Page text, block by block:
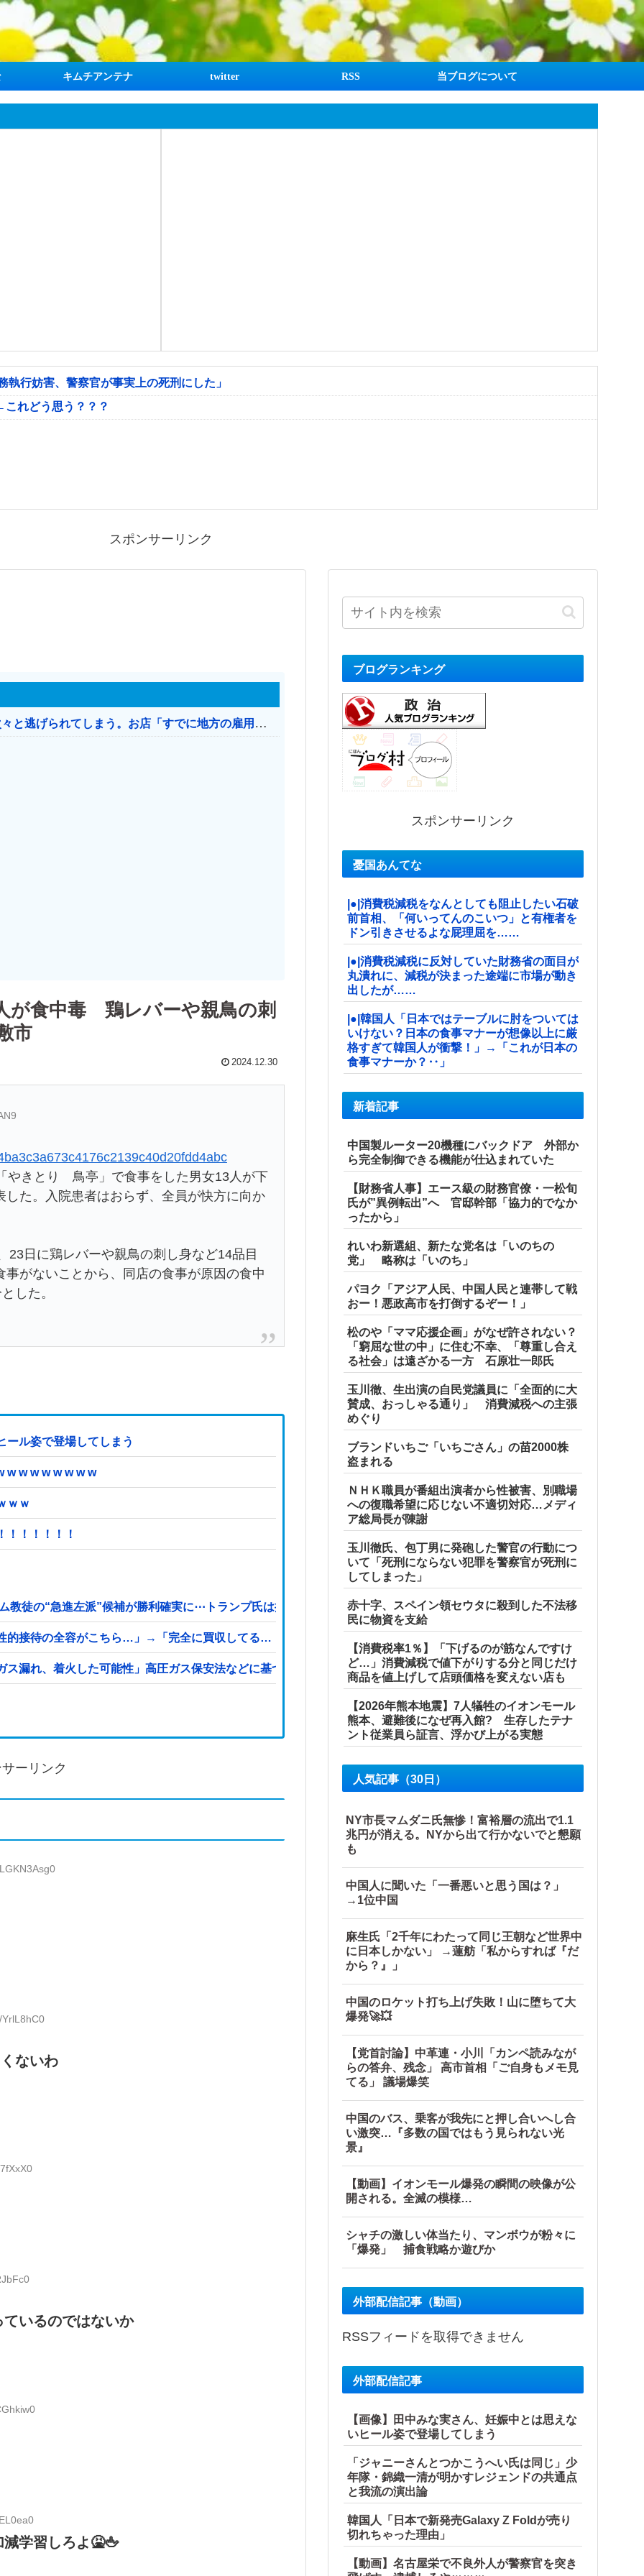
キムチアンテナ twitter RSS 当ブログについて
行妨害、警察官が事実上の死刑にした」
れどう思う？？？
スポンサーリンク
日本のお店、時給1500円でもミャンマー人に次々と逃げられてしまう。お店「すでに地方の雇用は崩壊」
が食中毒 鶏レバーや親鳥の刺
市
2024.12.30
きとり 鳥亭」で食事をした男女13人が下
た。入院患者はおらず、全員が快方に向か
日に鶏レバーや親鳥の刺し身など14品目
がないことから、同店の食事が原因の食中
した。
ール姿で登場してしまう
w w w w w w w w
ｗｗ
！！！！！！
教徒の“急進左派”候補が勝利確実に⋯トランプ氏は批判
的接待の全容がこちら…」→「完全に買収してる…（ブルブル」＝韓国の反応
漏れ、着火した可能性」高圧ガス保安法などに基づき、経産省に報告他
ーリンク
ないわ
いるのではないか
学習しろよ🤮🖕
ブログランキング
スポンサーリンク
憂国あんてな
|●|消費税減税をなんとしても阻止したい石破
前首相、「何いってんのこいつ」と有権者を
ドン引きさせるよな屁理屈を……
|●|消費税減税に反対していた財務省の面目が
丸潰れに、減税が決まった途端に市場が動き
出したが……
|●|韓国人「日本ではテーブルに肘をついては
いけない？日本の食事マナーが想像以上に厳
格すぎて韓国人が衝撃！」→「これが日本の
食事マナーか？‥」
新着記事
中国製ルーター20機種にバックドア 外部か
ら完全制御できる機能が仕込まれていた
【財務省人事】エース級の財務官僚・一松旬
氏が”異例転出”へ 官邸幹部「協力的でなか
ったから」
れいわ新選組、新たな党名は「いのちの
党」 略称は「いのち」
パヨク「アジア人民、中国人民と連帯して戦
おー！悪政高市を打倒するぞー！」
松のや「ママ応援企画」がなぜ許されない？
「窮屈な世の中」に住む不幸、「尊重し合え
る社会」は遠ざかる一方 石原壮一郎氏
玉川徹、生出演の自民党議員に「全面的に大
賛成、おっしゃる通り」 消費減税への主張
めぐり
ブランドいちご「いちごさん」の苗2000株
盗まれる
ＮＨＫ職員が番組出演者から性被害、別職場
への復職希望に応じない不適切対応…メディ
ア総局長が陳謝
玉川徹氏、包丁男に発砲した警官の行動につ
いて「死刑にならない犯罪を警察官が死刑に
してしまった」
赤十字、スペイン領セウタに殺到した不法移
民に物資を支給
【消費税率1％】「下げるのが筋なんですけ
ど…」消費減税で値下がりする分と同じだけ
商品を値上げして店頭価格を変えない店も
【2026年熊本地震】7人犠牲のイオンモール
熊本、避難後になぜ再入館? 生存したテナ
ント従業員ら証言、浮かび上がる実態
人気記事（30日）
NY市長マムダニ氏無惨！富裕層の流出で1.1
兆円が消える。NYから出て行かないでと懇願
も
中国人に聞いた「一番悪いと思う国は？」
→1位中国
麻生氏「2千年にわたって同じ王朝など世界中
に日本しかない」 →蓮舫「私からすれば『だ
から？』」
中国のロケット打ち上げ失敗！山に堕ちて大
爆発🚀💥
【党首討論】中革連・小川「カンペ読みなが
らの答弁、残念」 高市首相「ご自身もメモ見
てる」 議場爆笑
中国のバス、乗客が我先にと押し合いへし合
い激突…『多数の国ではもう見られない光
景』
【動画】イオンモール爆発の瞬間の映像が公
開される。全滅の模様…
シャチの激しい体当たり、マンボウが粉々に
「爆発」 捕食戦略か遊びか
外部配信記事（動画）
RSSフィードを取得できません
外部配信記事
【画像】田中みな実さん、妊娠中とは思えな
いヒール姿で登場してしまう
「ジャニーさんとつかこうへい氏は同じ」少
年隊・錦織一清が明かすレジェンドの共通点
と我流の演出論
韓国人「日本で新発売Galaxy Z Foldが売り
切れちゃった理由」
【動画】名古屋栄で不良外人が警察官を突き